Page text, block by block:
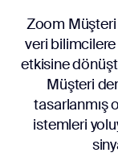
Zoom Müşteri
veri
etkisine
Müşteri
tasarlanmış
istemleri